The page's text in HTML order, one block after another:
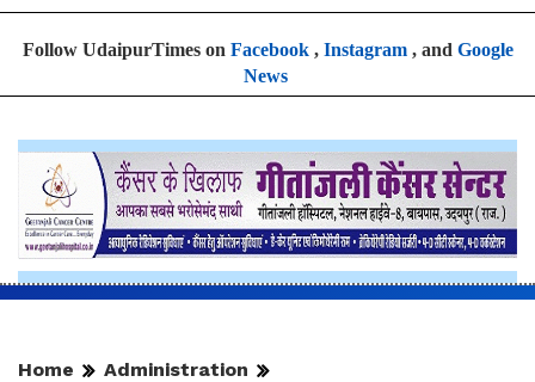
Follow UdaipurTimes on Facebook, Instagram, and Google
News
Home Administration